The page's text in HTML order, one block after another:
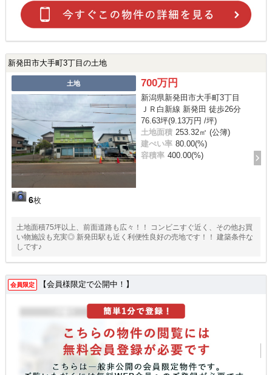
新発田市大手町3丁目の土地
土地
6枚
700万円
新潟県新発田市大手町3丁目
ＪＲ白新線 新発田 徒歩26分
76.63坪(9.13万円 /坪)
土地面積 253.32㎡ (公簿)
建ぺい率 80.00(%)
容積率 400.00(%)
土地面積75坪以上、前面道路も広々！！ コンビニすぐ近く、その他お買
い物施設も充実◎ 新発田駅も近く利便性良好の売地です！！ 建築条件な
しです♪
会員限定 【会員様限定で公開中！】